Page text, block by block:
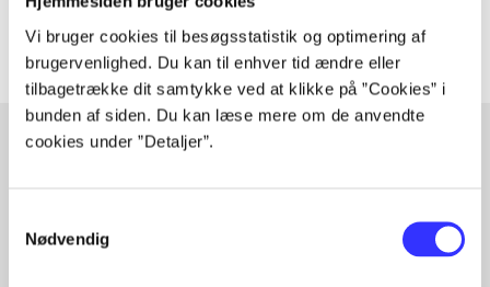
Vi bruger cookies til besøgsstatistik og optimering af
brugervenlighed. Du kan til enhver tid ændre eller
tilbagetrække dit samtykke ved at klikke på ”Cookies” i
bunden af siden. Du kan læse mere om de anvendte
cookies under ”Detaljer”.
Nødvendig